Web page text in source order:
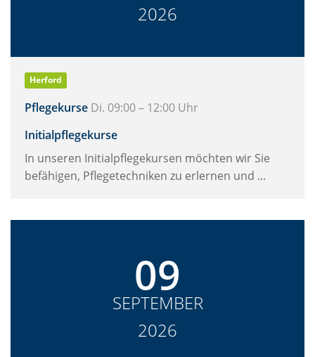
2026
Herford
Pflegekurse Di. 09:00 – 12:00 Uhr
Initialpflegekurse
In unseren Initialpflegekursen möchten wir Sie
befähigen, Pflegetechniken zu erlernen und ...
09
SEPTEMBER
2026